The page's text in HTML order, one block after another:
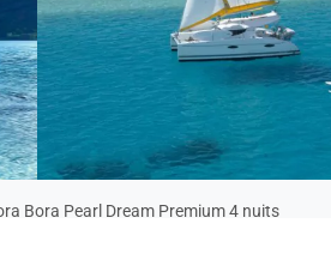
Bora Pearl Dream Premium 4 nuits